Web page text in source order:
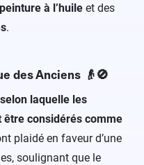
peinture à l’huile et des
.
des Anciens 👴🚫
laquelle les
être considérés comme
plaidé en faveur d’une
soulignant que le